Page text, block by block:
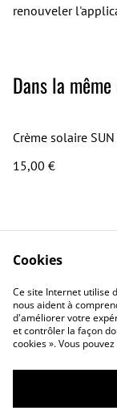
renouveler
Dans la
Crème solaire SUN
15,00 €
Cookies
Ce site Internet utilise
nous aident à
d'améliorer votre
et contrôler la façon
cookies ». Vous